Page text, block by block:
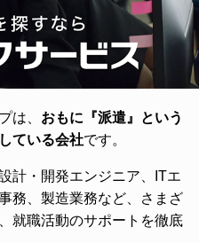
は、 おもに『派遣』という
ている会社です。
計・開発エンジニア、ITエ
務、製造業務など、さまざ
就職活動のサポートを徹底